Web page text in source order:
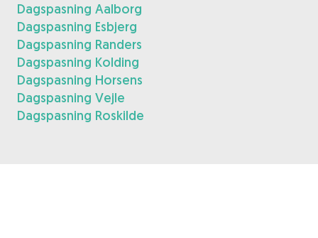
Dagspasning Aalborg
Dagspasning Esbjerg
Dagspasning Randers
Dagspasning Kolding
Dagspasning Horsens
Dagspasning Vejle
Dagspasning Roskilde